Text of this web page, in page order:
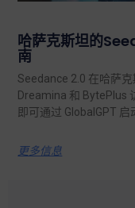
哈萨克斯坦的
南
Seedance 2.0 在哈萨
Dreamina 和 BytePlus
即可通过 GlobalGPT 启
更多信息